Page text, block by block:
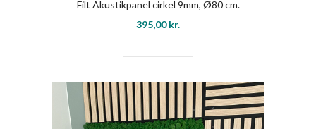
Filt Akustikpanel cirkel 9mm, Ø80 cm.
395,00kr.